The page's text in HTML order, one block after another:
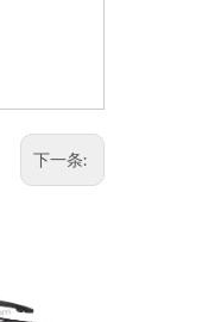
下一条: